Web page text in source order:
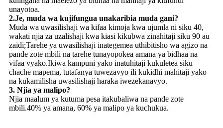
unayotoa.
2.Je, ​​muda wa kujifungua unakaribia muda gani?
Muda wa uwasilishaji wa kifaa kimoja kwa ujumla ni siku 40,
wakati njia za uzalishaji kwa kiasi kikubwa zinahitaji siku 90 au
zaidi;Tarehe ya uwasilishaji inategemea uthibitisho wa agizo na
pande zote mbili na tarehe tunayopokea amana ya bidhaa na
vifaa vyako.Ikiwa kampuni yako inatuhitaji kukuletea siku
chache mapema, tutafanya tuwezavyo ili kukidhi mahitaji yako
na kukamilisha uwasilishaji haraka iwezekanavyo.
3. Njia ya malipo?
Njia maalum ya kutuma pesa itakubaliwa na pande zote
mbili.40% ya amana, 60% ya malipo ya kuchukua.